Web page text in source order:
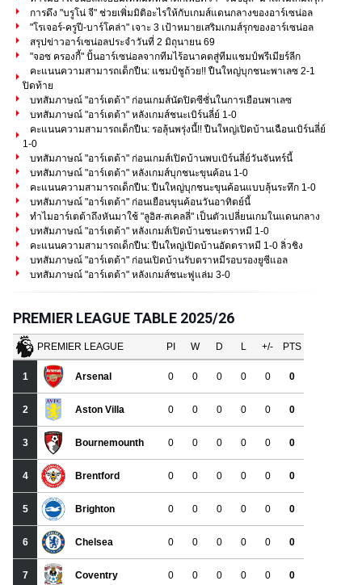
การดึง "บรูโน่ จี" ช่วยเพิ่มมิติอะไรให้กับเกมส์แดนกลางของอาร์เซน่อล
"โรเจอร์-ครูปี-บาร์โคล่า" เจาะ 3 เป้าหมายเสริมเกมส์รุกของอาร์เซน่อล
สรุปข่าวอาร์เซน่อลประจำวันที่ 2 มิถุนายน 69
"จอซ ครองกี้" ปั้นอาร์เซน่อลจากทีมไร้อนาคตสู่ทีมแชมป์พรีเมียร์ลีก
คะแนนความสามารถเด็กปืน: แชมป์ชูถ้วย!! ปืนใหญ่บุกชนะพาเลซ 2-1
ปิดท้าย
บทสัมภาษณ์ "อาร์เตต้า" ก่อนเกมส์นัดปิดซีซั่นในการเยือนพาเลซ
บทสัมภาษณ์ "อาร์เตต้า" หลังเกมส์ชนะเบิร์นลี่ย์ 1-0
คะแนนความสามารถเด็กปืน: รอลุ้นพรุ่งนี้!! ปืนใหญ่เปิดบ้านเฉือนเบิร์นลี่ย์
1-0
บทสัมภาษณ์ "อาร์เตต้า" ก่อนเกมส์เปิดบ้านพบเบิร์นลี่ย์วันจันทร์นี้
บทสัมภาษณ์ "อาร์เตต้า" หลังเกมส์บุกชนะขุนค้อน 1-0
คะแนนความสามารถเด็กปืน: ปืนใหญ่บุกชนะขุนค้อนแบบลุ้นระทึก 1-0
บทสัมภาษณ์ "อาร์เตต้า" ก่อนเยือนขุนค้อนวันอาทิตย์นี้
ทำไมอาร์เตต้าถึงหันมาใช้ "ลูอิส-สเคลลี่" เป็นตัวเปลี่ยนเกมในแดนกลาง
บทสัมภาษณ์ "อาร์เตต้า" หลังเกมส์เปิดบ้านชนะตราหมี 1-0
คะแนนความสามารถเด็กปืน: ปืนใหญ่เปิดบ้านอัดตราหมี 1-0 ลิ่วชิง
บทสัมภาษณ์ "อาร์เตต้า" ก่อนเปิดบ้านรับตราหมีรอบรองยูซีแอล
บทสัมภาษณ์ "อาร์เตต้า" หลังเกมส์ชนะฟูแล่ม 3-0
PREMIER LEAGUE TABLE 2025/26